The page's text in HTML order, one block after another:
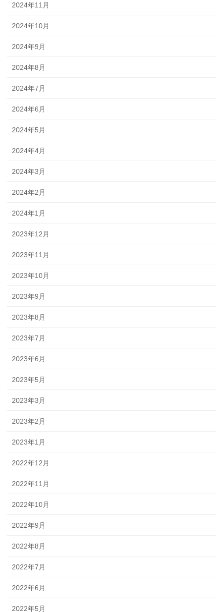
2024年11月
2024年10月
2024年9月
2024年8月
2024年7月
2024年6月
2024年5月
2024年4月
2024年3月
2024年2月
2024年1月
2023年12月
2023年11月
2023年10月
2023年9月
2023年8月
2023年7月
2023年6月
2023年5月
2023年3月
2023年2月
2023年1月
2022年12月
2022年11月
2022年10月
2022年9月
2022年8月
2022年7月
2022年6月
2022年5月